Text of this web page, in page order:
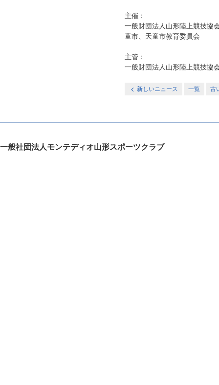
主催：
一般財団法人山形陸上競技協
童市、天童市教育委員会
主管：
一般財団法人山形陸上競技協
新しいニュース 一覧 古
一般社団法人モンテディオ山形スポーツクラブ